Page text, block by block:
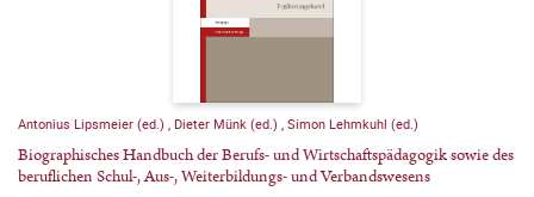
Antonius Lipsmeier (ed.) Dieter Münk (ed.) Simon Lehmkuhl (ed.)
Biographisches Handbuch der Berufs- und Wirtschaftspädagogik sowie des
beruflichen Schul-, Aus-, Weiterbildungs- und Verbandswesens